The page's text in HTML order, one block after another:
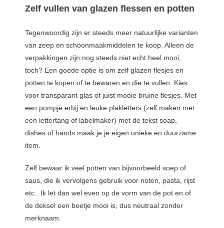
Zelf vullen van glazen flessen en potten
Tegenwoordig zijn er steeds meer natuurlijke varianten
van zeep en schoonmaakmiddelen te koop. Alleen de
verpakkingen zijn nog steeds niet echt heel mooi,
toch? Een goede optie is om zelf glazen flesjes en
potten te kopen of te bewaren en die te vullen. Kies
voor transparant glas of juist mooie bruine flesjes. Met
een pompje erbij en leuke plakletters (zelf maken met
een lettertang of labelmaker) met de tekst soap,
dishes of hands maak je je eigen unieke en duurzame
item.
Zelf bewaar ik veel potten van bijvoorbeeld soep of
saus, die ik vervolgens gebruik voor noten, pasta, rijst
etc.. Ik let dan wel even op de vorm van de pot en of
de deksel een beetje mooi is, dus neutraal zonder
merknaam.